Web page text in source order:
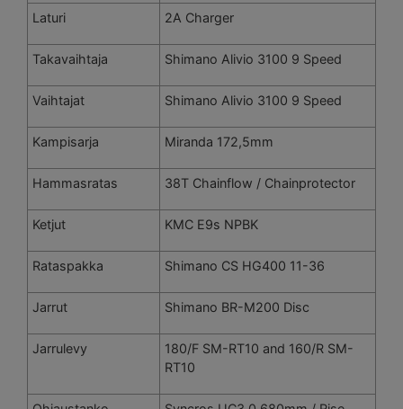
Laturi 2A Charger
Takavaihtaja Shimano Alivio 3100 9 Speed
Vaihtajat Shimano Alivio 3100 9 Speed
Kampisarja Miranda 172,5mm
Hammasratas 38T Chainflow / Chainprotector
Ketjut KMC E9s NPBK
Rataspakka Shimano CS HG400 11-36
Jarrut Shimano BR-M200 Disc
Jarrulevy
180/F SM-RT10 and 160/R SM-
RT10